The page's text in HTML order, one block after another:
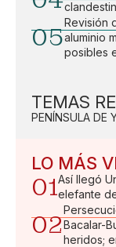
05
Revisión
aluminio
posibles
TEMAS
PENÍNSULA DE
LO MÁS
01Así llegó
elefante
02Bacalar-
heridos;